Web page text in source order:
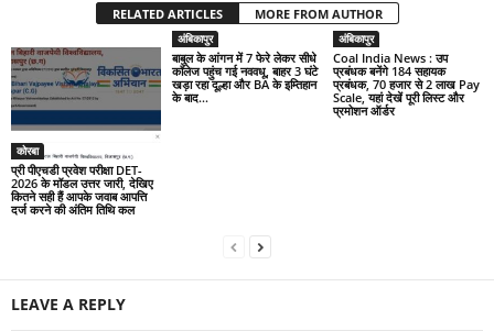
RELATED ARTICLES MORE FROM AUTHOR
कोरबा
प्री पीएचडी प्रवेश परीक्षा DET-
2026 के मॉडल उत्तर जारी, देखिए
कितने सही हैं आपके जवाब आपत्ति
दर्ज करने की अंतिम तिथि कल
अंबिकापुर
बाबुल के आंगन में 7 फेरे लेकर सीधे
कॉलेज पहुंच गई नववधू, बाहर 3 घंटे
खड़ा रहा दूल्हा और BA के इम्तिहान
के बाद...
अंबिकापुर
Coal India News : उप
प्रबंधक बनेंगे 184 सहायक
प्रबंधक, 70 हजार से 2 लाख Pay
Scale, यहां देखें पूरी लिस्ट और
प्रमोशन ऑर्डर
LEAVE A REPLY